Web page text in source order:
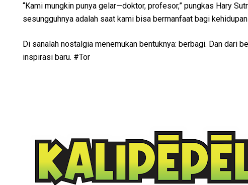
“Kami mungkin punya gelar—doktor, profesor,” pungkas Hary
sesungguhnya adalah saat kami bisa bermanfaat bagi kehidupan
Di sanalah nostalgia menemukan bentuknya: berbagi. Dan dari
inspirasi baru. #Tor